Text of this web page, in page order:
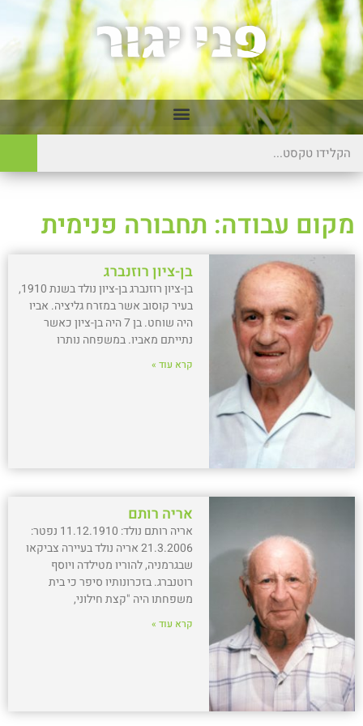
מקום עבודה: תחבורה פנימית
בן-ציון רוזנברג
בן-ציון רוזנברג בן-ציון נולד בשנת 1910,
בעיר קוסוב אשר במזרח גליציה. אביו
היה שוחט. בן 7 היה בן-ציון כאשר
נתייתם מאביו. במשפחה נותרו
קרא עוד »
אריה רותם
אריה רותם נולד: 11.12.1910 נפטר:
21.3.2006 אריה נולד בעיירה צביקאו
שבגרמניה, להוריו מטילדה ויוסף
רוטנברג. בזכרונותיו סיפר כי בית
משפחתו היה "קצת חילוני,
קרא עוד »